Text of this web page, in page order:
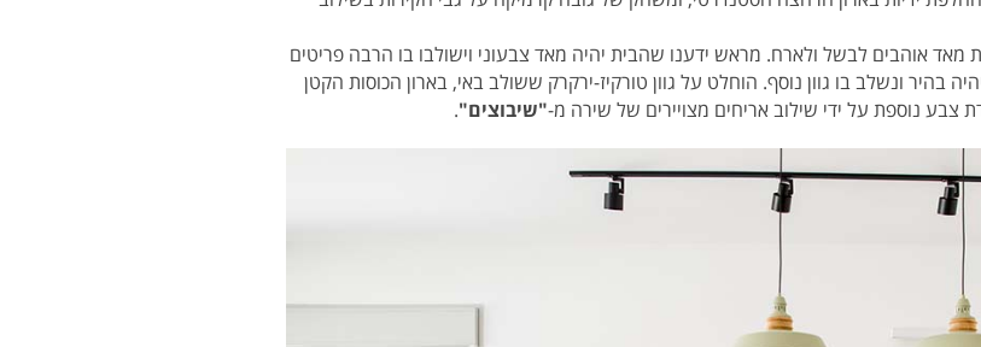
מאד אוהבים לבשל ולארח. מראש ידענו שהבית יהיה מאד צבעוני וישולבו בו הרבה פריטים
בהיר ונשלב בו גוון נוסף. הוחלט על גוון טורקיז-ירקרק ששולב באי, בארון הכוסות הקטן
צבע נוספת על ידי שילוב אריחים מצויירים של שירה מ-"שיבוצים".